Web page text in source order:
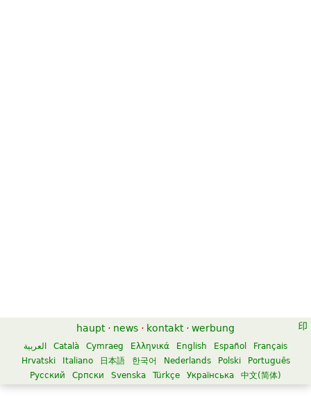
haupt · news · kontakt · werbung
العربية Català Cymraeg Ελληνικά English Español
Français
Hrvatski
Italiano 日本語 한국어 Nederlands Polski
Português
Русский
Српски Svenska Türkçe Українська 中文(简体)